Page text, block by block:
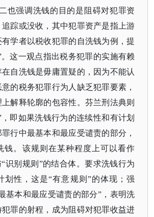
也强调洗钱的目的是阻碍对犯罪资
踪或没收，其中犯罪资产是指上游
学者以税收犯罪的自洗钱为例，提
。这一观点指出税务犯罪的实施有赖
自洗钱是毋庸置疑的，因为不能认
的税务犯罪行为人缺乏犯罪要素，
解释轮廓的包容性。芬兰刑法典则
即如果洗钱行为的连续性和有计划
行中最基本和最应受谴责的部分，
钱。该规则在某种程度上可以看作
识别规则”的结合体。要求洗钱行为
划性，这是“有意规则”的体现；强
基本和最应受谴责的部分”，表明洗
罪的射程，成为阻碍对犯罪收益进